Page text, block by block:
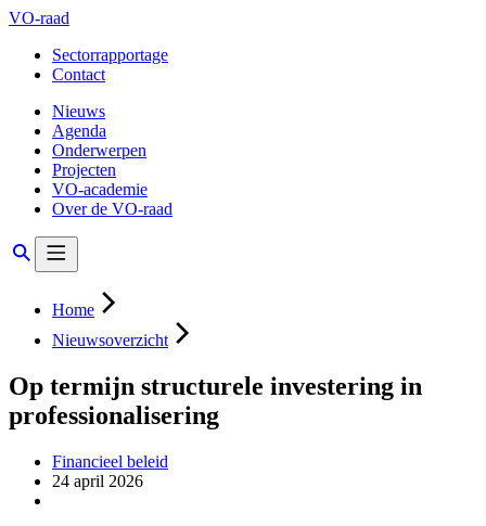
VO-raad
Sectorrapportage
Contact
Nieuws
Agenda
Onderwerpen
Projecten
VO-academie
Over de VO-raad
Home
Nieuwsoverzicht
Op termijn structurele investering in
professionalisering
Financieel beleid
24 april 2026